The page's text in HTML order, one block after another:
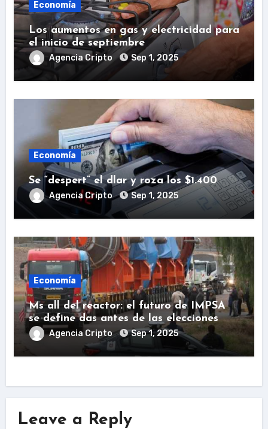
Economía
Los aumentos en gas y electricidad para
el inicio de septiembre
Agencia Cripto Sep 1, 2025
Economía
Se “despert” el dlar y roza los $1.400
Agencia Cripto Sep 1, 2025
Economía
Ms all del reactor: el futuro de IMPSA
se define das antes de las elecciones
Agencia Cripto Sep 1, 2025
Leave a Reply